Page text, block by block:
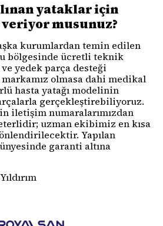
yataklar için
musunuz?
kurumlardan temin edilen
bölgesinde ücretli teknik
yedek parça desteği
olmasa dahi medikal
hasta yatağı modelinin
gerçekleştirebiliyoruz.
iletişim numaralarımızdan
uzman ekibimiz en kısa
Yapılan
garanti altına